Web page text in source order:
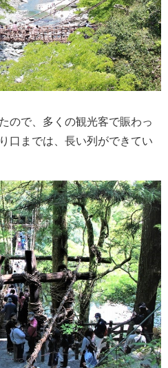
ので、多くの観光客で賑わっ
口までは、長い列ができてい